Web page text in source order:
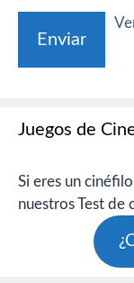
Juegos de
Si eres un
nuestros Test de